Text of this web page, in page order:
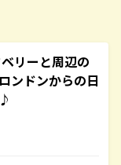
リーと周辺の
ンドンからの日